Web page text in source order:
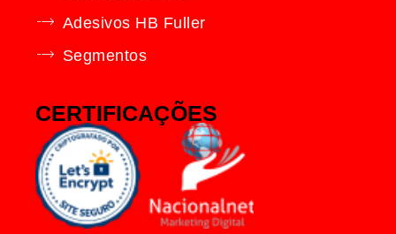
Adesivos HB Fuller
Segmentos
CERTIFICAÇÕES